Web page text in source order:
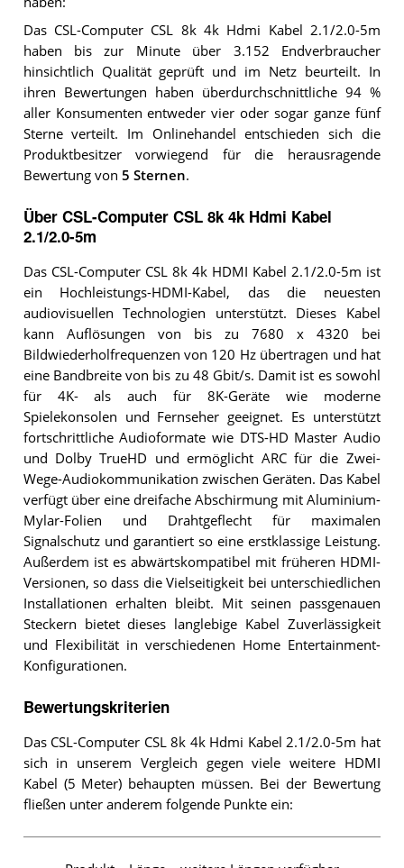
Das CSL-Computer CSL 8k 4k Hdmi Kabel 2.1/2.0-5m
haben bis zur Minute über 3.152 Endverbraucher
hinsichtlich Qualität geprüft und im Netz beurteilt. In
ihren Bewertungen haben überdurchschnittliche 94 %
aller Konsumenten entweder vier oder sogar ganze fünf
Sterne verteilt. Im Onlinehandel entschieden sich die
Produktbesitzer vorwiegend für die herausragende
Bewertung von 5 Sternen.
Über CSL-Computer CSL 8k 4k Hdmi Kabel
2.1/2.0-5m
Das CSL-Computer CSL 8k 4k HDMI Kabel 2.1/2.0-5m ist
ein Hochleistungs-HDMI-Kabel, das die neuesten
audiovisuellen Technologien unterstützt. Dieses Kabel
kann Auflösungen von bis zu 7680 x 4320 bei
Bildwiederholfrequenzen von 120 Hz übertragen und hat
eine Bandbreite von bis zu 48 Gbit/s. Damit ist es sowohl
für 4K- als auch für 8K-Geräte wie moderne
Spielekonsolen und Fernseher geeignet. Es unterstützt
fortschrittliche Audioformate wie DTS-HD Master Audio
und Dolby TrueHD und ermöglicht ARC für die Zwei-
Wege-Audiokommunikation zwischen Geräten. Das Kabel
verfügt über eine dreifache Abschirmung mit Aluminium-
Mylar-Folien und Drahtgeflecht für maximalen
Signalschutz und garantiert so eine erstklassige Leistung.
Außerdem ist es abwärtskompatibel mit früheren HDMI-
Versionen, so dass die Vielseitigkeit bei unterschiedlichen
Installationen erhalten bleibt. Mit seinen passgenauen
Steckern bietet dieses langlebige Kabel Zuverlässigkeit
und Flexibilität in verschiedenen Home Entertainment-
Konfigurationen.
Bewertungskriterien
Das CSL-Computer CSL 8k 4k Hdmi Kabel 2.1/2.0-5m hat
sich in unserem Vergleich gegen viele weitere HDMI
Kabel (5 Meter) behaupten müssen. Bei der Bewertung
fließen unter anderem folgende Punkte ein: